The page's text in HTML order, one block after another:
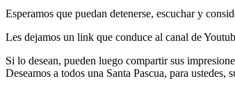
Esperamos que puedan detenerse, escuchar y
Les dejamos un link que conduce al canal de
Si lo desean, pueden luego compartir sus
Deseamos a todos una Santa Pascua, para ustedes,